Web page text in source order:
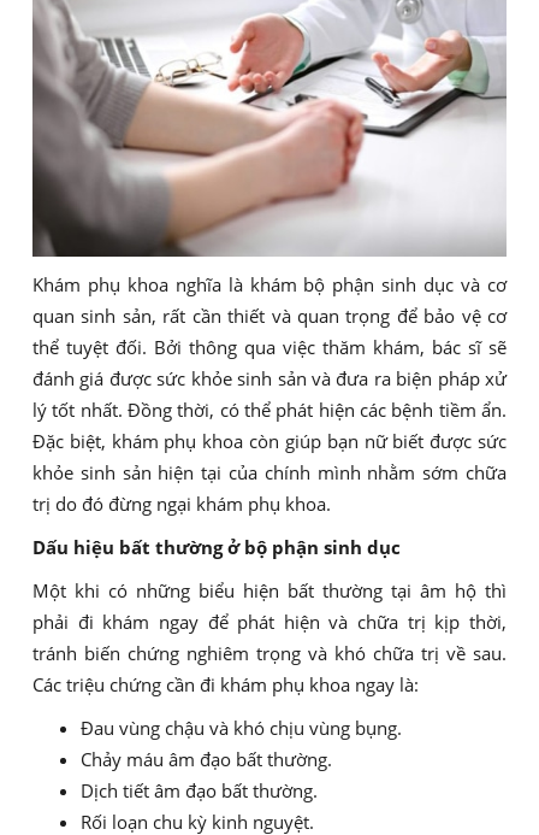
Khám phụ khoa nghĩa là khám bộ phận sinh dục và cơ
quan sinh sản, rất cần thiết và quan trọng để bảo vệ cơ
thể tuyệt đối. Bởi thông qua việc thăm khám, bác sĩ sẽ
đánh giá được sức khỏe sinh sản và đưa ra biện pháp xử
lý tốt nhất. Đồng thời, có thể phát hiện các bệnh tiềm ẩn.
Đặc biệt, khám phụ khoa còn giúp bạn nữ biết được sức
khỏe sinh sản hiện tại của chính mình nhằm sớm chữa
trị do đó đừng ngại khám phụ khoa.
Dấu hiệu bất thường ở bộ phận sinh dục
Một khi có những biểu hiện bất thường tại âm hộ thì
phải đi khám ngay để phát hiện và chữa trị kịp thời,
tránh biến chứng nghiêm trọng và khó chữa trị về sau.
Các triệu chứng cần đi khám phụ khoa ngay là:
Đau vùng chậu và khó chịu vùng bụng.
Chảy máu âm đạo bất thường.
Dịch tiết âm đạo bất thường.
Rối loạn chu kỳ kinh nguyệt.